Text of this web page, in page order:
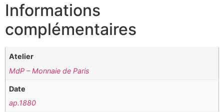
Informations
complémentaires
Atelier
MdP – Monnaie de Paris
Date
ap.1880